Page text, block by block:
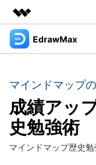
製品
ユーティリティ
ソリューション
企業情報
プラン＆価格
EdrawMax
作図種類
図面作成
リソース
マインドマップ
成績アッ
史勉強術
マインドマップ歴史